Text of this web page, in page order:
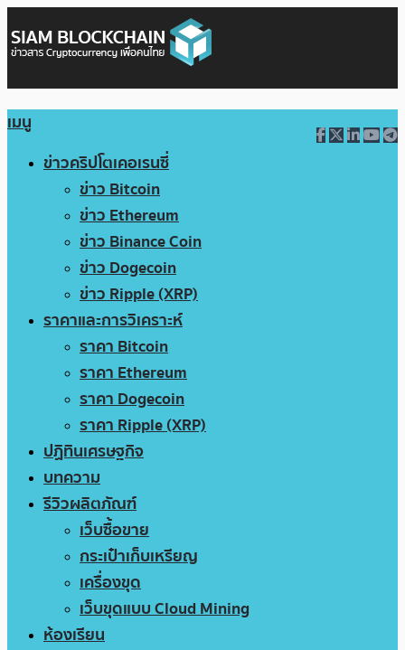
เมนู
ข่าวคริปโตเคอเรนซี่
ข่าว Bitcoin
ข่าว Ethereum
ข่าว Binance Coin
ข่าว Dogecoin
ข่าว Ripple (XRP)
ราคาและการวิเคราะห์
ราคา Bitcoin
ราคา Ethereum
ราคา Dogecoin
ราคา Ripple (XRP)
ปฏิทินเศรษฐกิจ
บทความ
รีวิวผลิตภัณฑ์
เว็บซื้อขาย
กระเป๋าเก็บเหรียญ
เครื่องขุด
เว็บขุดแบบ Cloud Mining
ห้องเรียน